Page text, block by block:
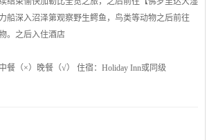
船深入沼泽第观察野生鳄鱼，鸟类等动物之后前往
。之后入住酒店
餐（×）晚餐（√） 住宿：Holiday Inn或同级